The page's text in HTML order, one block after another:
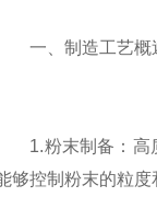
一、制造工艺概
1.粉末制备：高质
够控制粉末的粒